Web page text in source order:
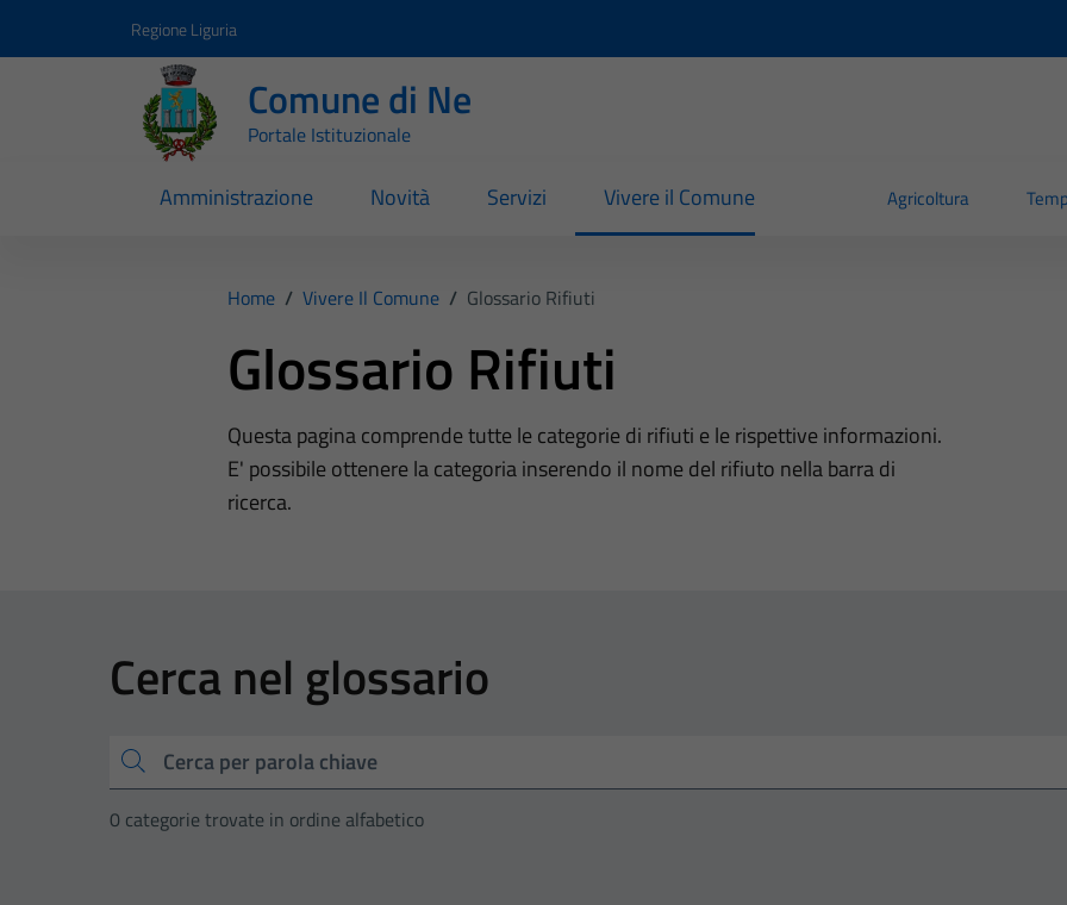
Regione Liguria
Comune di Ne
Portale Istituzionale
Amministrazione Novità Servizi Vivere il Comune Agricoltura
Home / Vivere Il Comune / Glossario Rifiuti
Glossario Rifiuti
Questa pagina comprende tutte le categorie di rifiuti e le rispettive informazioni.
E' possibile ottenere la categoria inserendo il nome del rifiuto nella barra di
ricerca.
Cerca nel glossario
Cerca
0 categorie trovate in ordine alfabetico